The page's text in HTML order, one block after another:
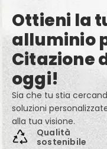
Ottieni la
alluminio
Citazione
oggi!
Sia che tu stia
soluzioni
alla tua visione.
Qualità
sostenibile